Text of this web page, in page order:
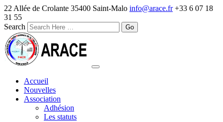
22 Allée de Crolante 35400 Saint-Malo info@arace.fr +33 6 07 18
31 55
Search
Accueil
Nouvelles
Association
Adhésion
Les statuts